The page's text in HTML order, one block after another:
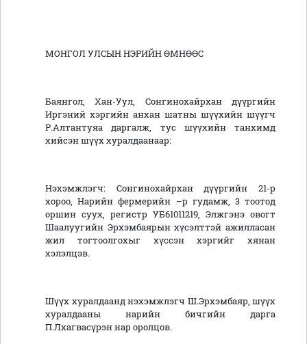
МОНГОЛ УЛСЫН НЭРИЙН ӨМНӨӨС
Баянгол, Хан-Уул, Сонгинохайрхан дүүргийн
Иргэний хэргийн анхан шатны шүүхийн шүүгч
Р.Алтантуяа даргалж, тус шүүхийн танхимд
хийсэн шүүх хуралдаанаар:
Нэхэмжлэгч: Сонгинохайрхан дүүргийн 21-р
хороо, Нарийн фермерийн –р гудамж, 3 тоотод
оршин суух, регистр УБ61011219, Элжгэнэ овогт
Шаалуугийн Эрхэмбаярын хүсэлттэй ажилласан
жил тогтоолгохыг хүссэн хэргийг хянан
хэлэлцэв.
Шүүх хуралдаанд нэхэмжлэгч Ш.Эрхэмбаяр, шүүх
хуралдааны нарийн бичгийн дарга
П.Лхагвасүрэн нар оролцов.